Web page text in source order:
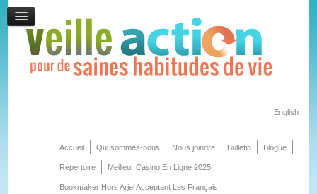
English
Accueil Qui sommes-nous Nous joindre Bulletin Blogue
Répertoire Meilleur Casino En Ligne 2025
Bookmaker Hors Arjel Acceptant Les Français